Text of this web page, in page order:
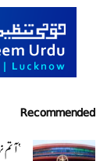
Recommended
‘